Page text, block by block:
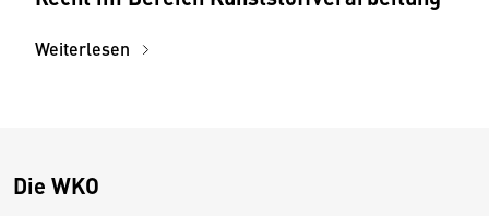
Weiterlesen
Die WKO